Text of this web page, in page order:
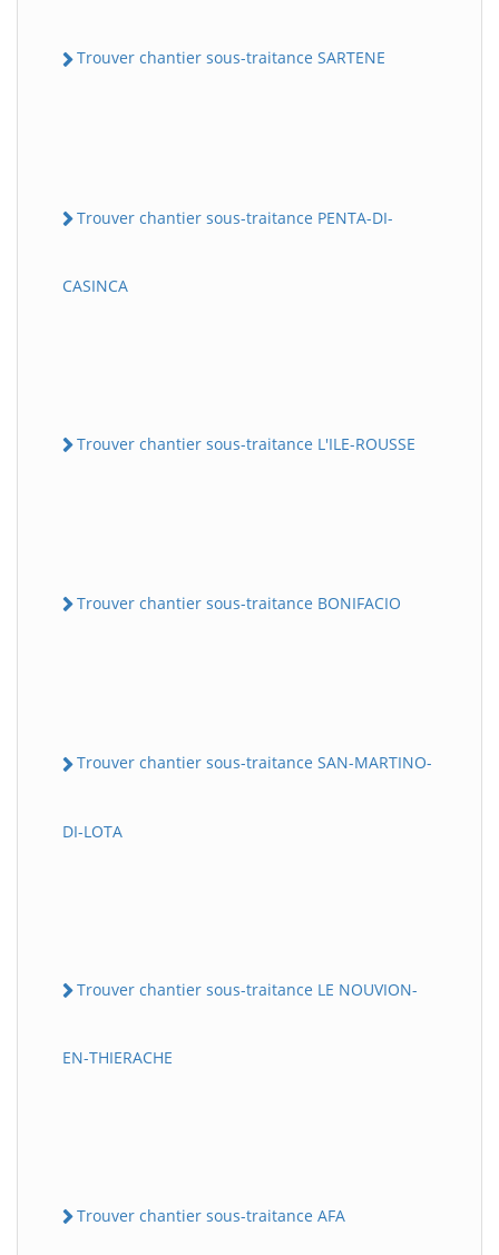
Trouver chantier sous-traitance SARTENE
Trouver chantier sous-traitance PENTA-DI-
CASINCA
Trouver chantier sous-traitance L'ILE-ROUSSE
Trouver chantier sous-traitance BONIFACIO
Trouver chantier sous-traitance SAN-MARTINO-
DI-LOTA
Trouver chantier sous-traitance LE NOUVION-
EN-THIERACHE
Trouver chantier sous-traitance AFA